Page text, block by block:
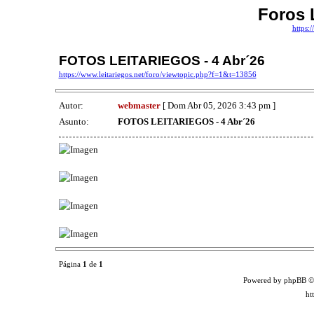
Foros
FOTOS LEITARIEGOS - 4 Abr´26
https://www.leitariegos.net/foro/viewtopic.php?f=1&t=13856
Autor: webmaster[ Dom Abr 05, 2026 3:43 pm ]
Asunto:
FOTOS LEITARIEGOS - 4 Abr´26
Página 1 de 1
Powered by phpBB